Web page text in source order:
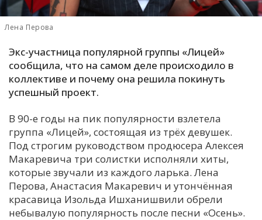
М
Н
Я
Лена Перова
Экс-участница популярной группы «Лицей»
сообщила, что на самом деле происходило в
коллективе и почему она решила покинуть
успешный проект.
В 90-е годы на пик популярности взлетела
группа «Лицей», состоящая из трёх девушек.
Под строгим руководством продюсера Алексея
Макаревича три солистки исполняли хиты,
которые звучали из каждого ларька. Лена
Перова, Анастасия Макаревич и утончённая
красавица Изольда Ишханишвили обрели
небывалую популярность после песни «Осень».